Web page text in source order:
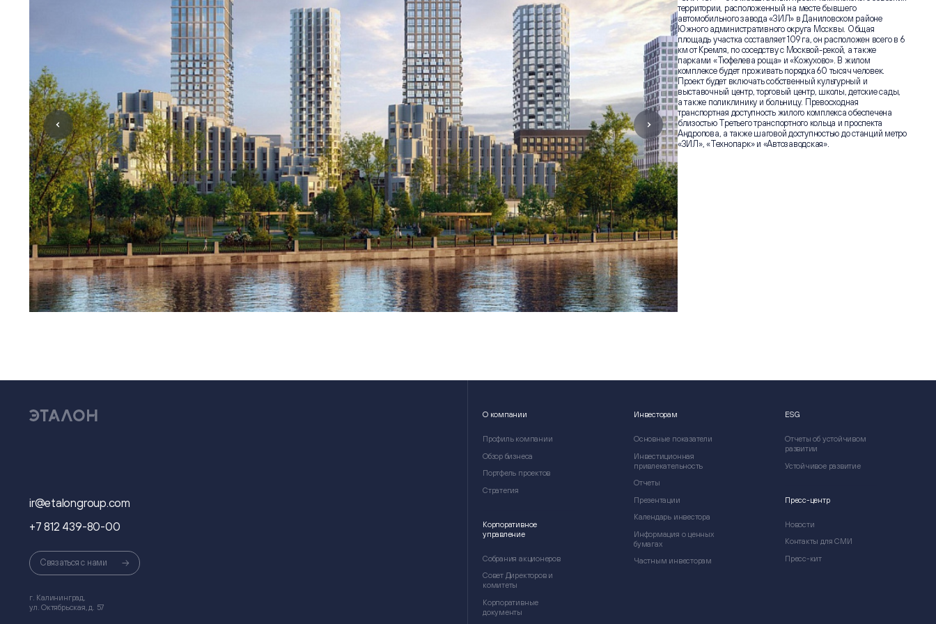
территории, расположенный на месте бывшего
автомобильного завода «ЗИЛ» в Даниловском районе
Южного административного округа Москвы. Общая
площадь участка составляет 109 га, он расположен всего в 6
км от Кремля, по соседству с Москвой-рекой, а также
парками «Тюфелева роща» и «Кожухово». В жилом
комплексе будет проживать порядка 60 тысяч человек.
Проект будет включать собственный культурный и
выставочный центр, торговый центр, школы, детские сады,
а также поликлинику и больницу. Превосходная
транспортная доступность жилого комплекса обеспечена
близостью Третьего транспортного кольца и проспекта
Андропова, а также шаговой доступностью до станций метро
«ЗИЛ», «Технопарк» и «Автозаводская».
ir@etalongroup.com
+7 812 439-80-00
Связаться с нами
г. Калининград,
ул. Октябрьская, д. 57
О компании
Профиль компании
Обзор бизнеса
Портфель проектов
Стратегия
Корпоративное
управление
Собрания акционеров
Совет Директоров и
комитеты
Корпоративные
документы
Инвесторам
Основные показатели
Инвестиционная
привлекательность
Отчеты
Презентации
Календарь инвестора
Информация о ценных
бумагах
Частным инвесторам
ESG
Отчеты об устойчивом
развитии
Устойчивое развитие
Пресс-центр
Новости
Контакты для СМИ
Пресс-кит